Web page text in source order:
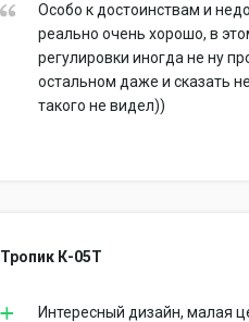
Особо к достоинствам и
реально очень хорошо, в
регулировки иногда не ну
остальном даже и сказать
такого не видел))
Тропик К-05Т
Интересный дизайн, малая